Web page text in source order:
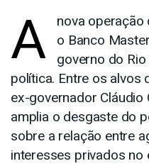
A nova operação
o Banco
governo do
política. Entre os alvos
ex-governador
amplia o desgaste do
sobre a relação entre
interesses privados no